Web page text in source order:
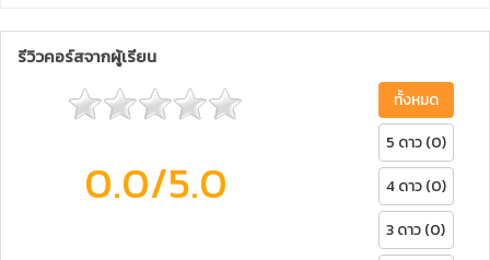
รีวิวคอร์สจากผู้เรียน
0.0/5.0
ทั้งหมด
5 ดาว (0)
4 ดาว (0)
3 ดาว (0)